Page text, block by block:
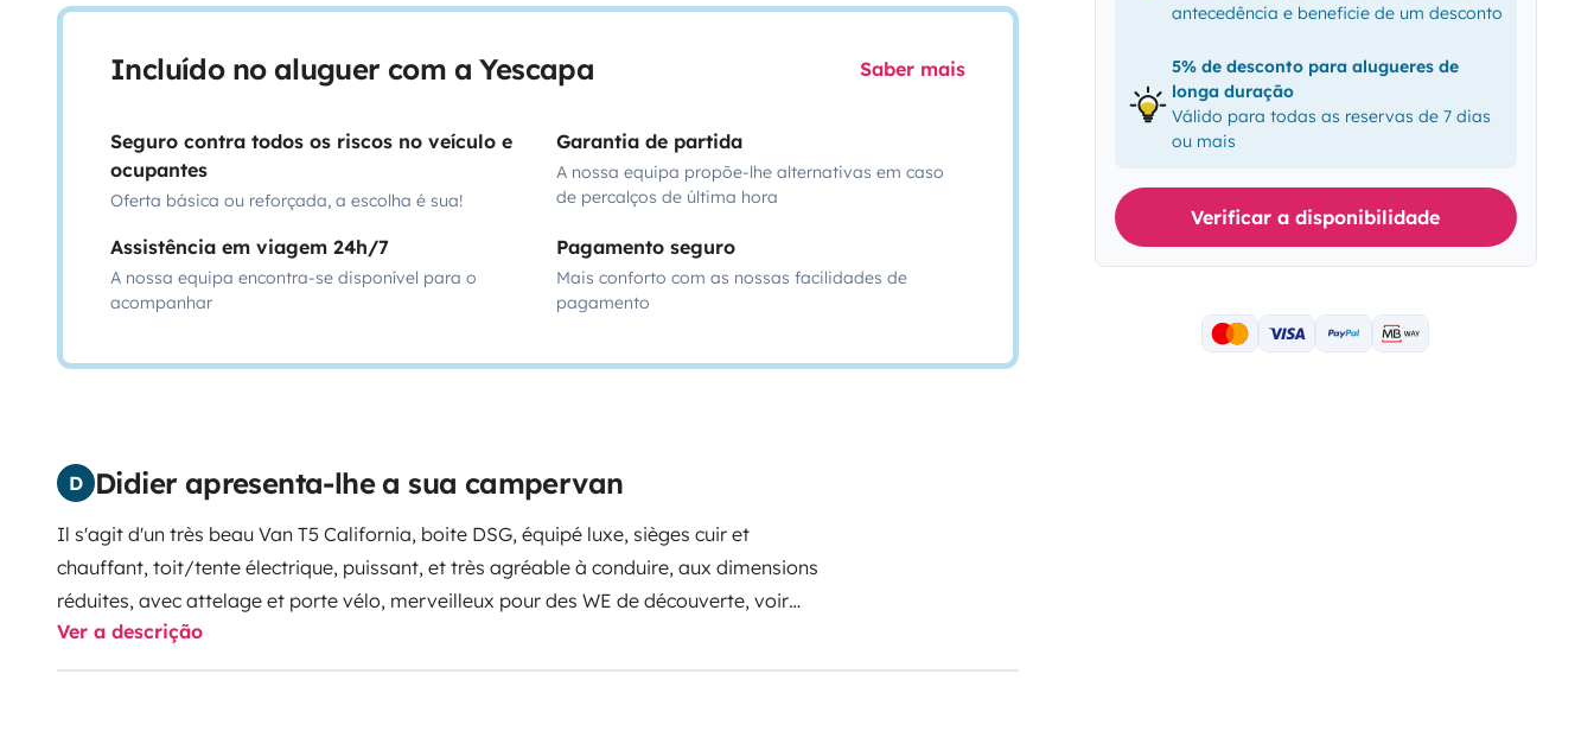
Incluído no aluguer com a Yescapa Saber mais
Seguro contra todos os riscos no veículo e
ocupantes
Oferta básica ou reforçada, a escolha é sua!
Garantia de partida
A nossa equipa propõe-lhe alternativas em caso
de percalços de última hora
Assistência em viagem 24h/7
A nossa equipa encontra-se disponível para o
acompanhar
Pagamento seguro
Mais conforto com as nossas facilidades de
pagamento
D Didier apresenta-lhe a sua campervan
Il s'agit d'un très beau Van T5 California, boite DSG, équipé luxe, sièges cuir et
chauffant, toit/tente électrique, puissant, et très agréable à conduire, aux dimensions
réduites, avec attelage et porte vélo, merveilleux pour des WE de découverte, voir
plus si affinité.
Ver a descrição
antecedência e beneficie de um desconto
5% de desconto para alugueres de
longa duração
Válido para todas as reservas de 7 dias
ou mais
Verificar a disponibilidade